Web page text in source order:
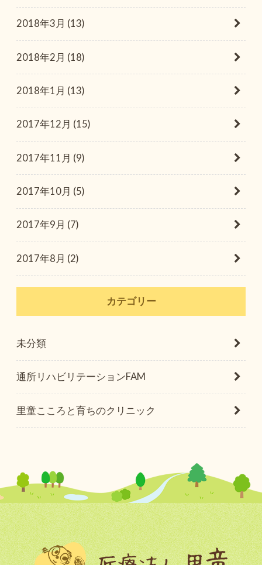
2018年3月 (13)
2018年2月 (18)
2018年1月 (13)
2017年12月 (15)
2017年11月 (9)
2017年10月 (5)
2017年9月 (7)
2017年8月 (2)
カテゴリー
未分類
通所リハビリテーションFAM
里童こころと育ちのクリニック